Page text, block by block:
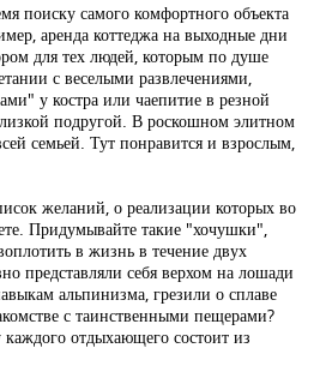
поиску самого комфортного объекта
аренда коттеджа на выходные дни
для тех людей, которым по душе
с веселыми развлечениями,
у костра или чаепитие в резной
подругой. В роскошном элитном
семьей. Тут понравится и взрослым,
желаний, о реализации которых во
Придумывайте такие "хочушки",
в жизнь в течение двух
представляли себя верхом на лошади
альпинизма, грезили о сплаве
с таинственными пещерами?
отдыхающего состоит из